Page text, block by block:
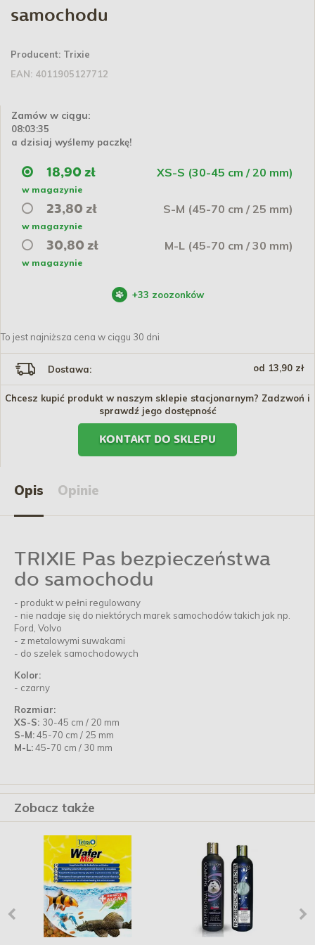
samochodu
Producent: Trixie
EAN: 4011905127712
Zamów w ciągu:
08:03:34
a dzisiaj wyślemy paczkę!
18,90 zł XS-S (30-45 cm / 20 mm)
w magazynie
23,80 zł S-M (45-70 cm / 25 mm)
w magazynie
30,80 zł M-L (45-70 cm / 30 mm)
w magazynie
+33 zoozonków
To jest najniższa cena w ciągu 30 dni
Dostawa: od 13,90 zł
Chcesz kupić produkt w naszym sklepie stacjonarnym? Zadzwoń i
sprawdź jego dostępność
KONTAKT DO SKLEPU
Opis Opinie
TRIXIE Pas bezpieczeństwa
do samochodu
- produkt w pełni regulowany
- nie nadaje się do niektórych marek samochodów takich jak np.
Ford, Volvo
- z metalowymi suwakami
- do szelek samochodowych
Kolor:
- czarny
Rozmiar:
XS-S: 30-45 cm / 20 mm
S-M:45-70 cm / 25 mm
M-L:45-70 cm / 30 mm
Zobacz także